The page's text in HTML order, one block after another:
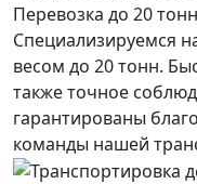
Перевозка до 20 тонн
Специализируемся
весом до 20 тонн.
также точное
гарантированы
команды нашей